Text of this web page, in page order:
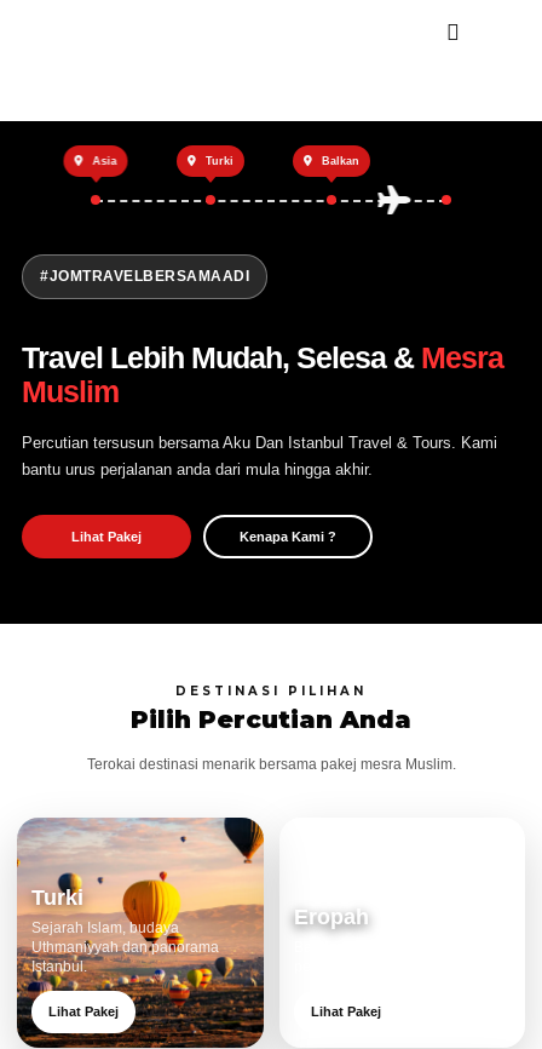
Utama
Private Trip
Tentang Kami
Hubungi Kami
Asia Turki Balkan
#JOMTRAVELBERSAMAADI
Travel Lebih Mudah, Selesa & Mesra
Muslim
Percutian tersusun bersama Aku Dan Istanbul Travel & Tours. Kami
bantu urus perjalanan anda dari mula hingga akhir.
Lihat Pakej Kenapa Kami ?
DESTINASI PILIHAN
Pilih Percutian Anda
Terokai destinasi menarik bersama pakej mesra Muslim.
Turki
Sejarah Islam, budaya
Uthmaniyyah dan panorama
Istanbul.
Lihat Pakej
Eropah
Lihat Pakej